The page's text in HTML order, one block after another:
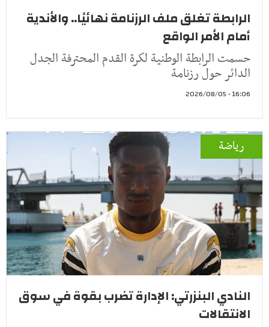
الرابطة تغلق ملف الرزنامة نهائيًا.. والأندية
أمام الأمر الواقع
حسمت الرابطة الوطنية لكرة القدم المحترفة الجدل
الدائر حول رزنامة
16:06 - 2026/08/05
رياضة
النادي البنزرتي: الإدارة تضرب بقوة في سوق
الانتقالات